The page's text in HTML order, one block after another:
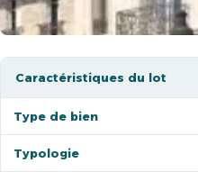
Caractéristiques du lot
Type de bien
Typologie